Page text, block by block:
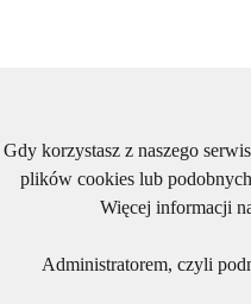
Gdy korzystasz z naszego
plików cookies lub
Więcej informacji
Administratorem, czyli